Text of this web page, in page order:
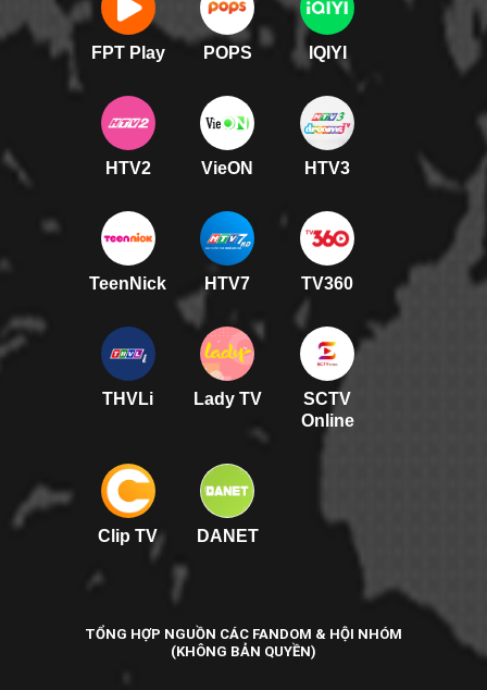
FPT Play POPS IQIYI
HTV2 VieON HTV3
TeenNick HTV7 TV360
THVLi Lady TV
SCTV
Online
Clip TV DANET
TỔNG HỢP NGUỒN CÁC FANDOM & HỘI NHÓM
(KHÔNG BẢN QUYỀN)